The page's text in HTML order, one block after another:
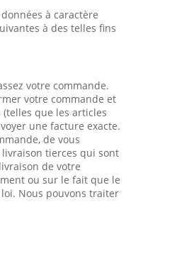
à caractère
à des telles fins
votre commande.
votre commande et
que les articles
une facture exacte.
de vous
tierces qui sont
de votre
ou sur le fait que le
Nous pouvons traiter